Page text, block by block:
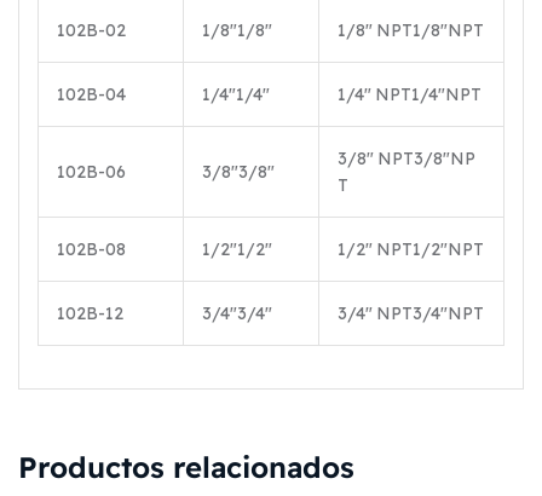
102B-02 1/8″1/8″ 1/8″ NPT1/8″NPT
102B-04 1/4″1/4″ 1/4″ NPT1/4″NPT
102B-06 3/8″3/8″
3/8″ NPT3/8″NP
T
102B-08 1/2″1/2″ 1/2″ NPT1/2″NPT
102B-12 3/4″3/4″ 3/4″ NPT3/4″NPT
Productos relacionados